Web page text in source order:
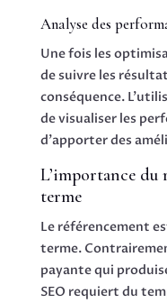
Analyse des
Une fois les
de suivre les
conséquence.
de visualiser les
d’apporter des
L’importance du
terme
Le référencement
terme.
payante qui
SEO requiert du